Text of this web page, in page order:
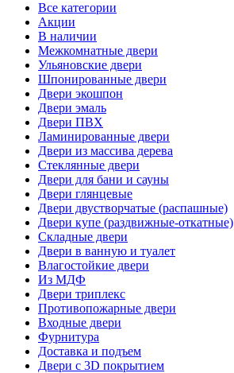
Все категории
Акции
В наличии
Межкомнатные двери
Ульяновские двери
Шпонированные двери
Двери экошпон
Двери эмаль
Двери ПВХ
Ламинированные двери
Двери из массива дерева
Стеклянные двери
Двери для бани и сауны
Двери глянцевые
Двери двустворчатые (распашные)
Двери купе (раздвижные-откатные)
Складные двери
Двери в ванную и туалет
Влагостойкие двери
Из МДФ
Двери триплекс
Противопожарные двери
Входные двери
Фурнитура
Доставка и подъем
Двери с 3D покрытием